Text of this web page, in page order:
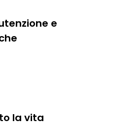
e
la vita